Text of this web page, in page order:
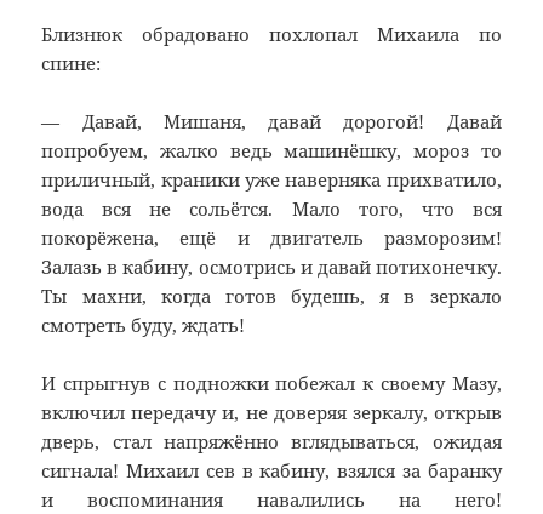
Близнюк обрадовано похлопал Михаила по
спине:
— Давай, Мишаня, давай дорогой! Давай
попробуем, жалко ведь машинёшку, мороз то
приличный, краники уже наверняка прихватило,
вода вся не сольётся. Мало того, что вся
покорёжена, ещё и двигатель разморозим!
Залазь в кабину, осмотрись и давай потихонечку.
Ты махни, когда готов будешь, я в зеркало
смотреть буду, ждать!
И спрыгнув с подножки побежал к своему Мазу,
включил передачу и, не доверяя зеркалу, открыв
дверь, стал напряжённо вглядываться, ожидая
сигнала! Михаил сев в кабину, взялся за баранку
и воспоминания навалились на него!